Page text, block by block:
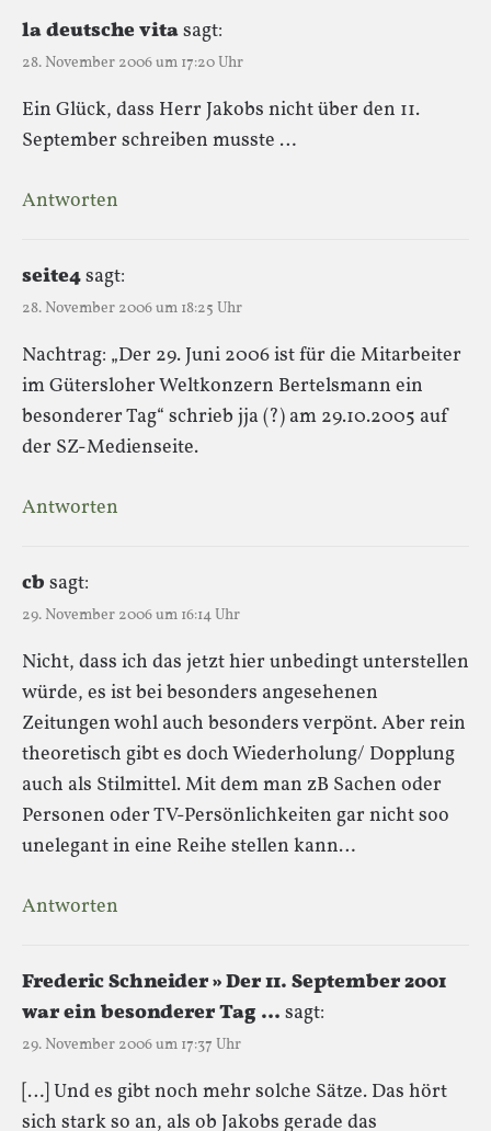
la deutsche vitasagt:
28. November 2006 um 17:20 Uhr
Ein Glück, dass Herr Jakobs nicht über den 11.
September schreiben musste …
Antworten
seite4sagt:
28. November 2006 um 18:25 Uhr
Nachtrag: „Der 29. Juni 2006 ist für die Mitarbeiter
im Gütersloher Weltkonzern Bertelsmann ein
besonderer Tag“ schrieb jja (?) am 29.10.2005 auf
der SZ-Medienseite.
Antworten
cb sagt:
29. November 2006 um 16:14 Uhr
Nicht, dass ich das jetzt hier unbedingt unterstellen
würde, es ist bei besonders angesehenen
Zeitungen wohl auch besonders verpönt. Aber rein
theoretisch gibt es doch Wiederholung/ Dopplung
auch als Stilmittel. Mit dem man zB Sachen oder
Personen oder TV-Persönlichkeiten gar nicht soo
unelegant in eine Reihe stellen kann…
Antworten
Frederic Schneider » Der 11. September 2001
war ein besonderer Tag … sagt:
29. November 2006 um 17:37 Uhr
[…] Und es gibt noch mehr solche Sätze. Das hört
sich stark so an, als ob Jakobs gerade das